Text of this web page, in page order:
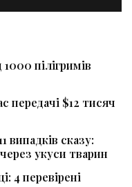
пілігримів
передачі $12 тисяч
випадків сказу:
укуси тварин
4 перевірені